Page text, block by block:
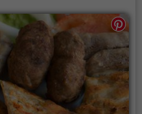
zu erkunden. Hier
und jeder Geschmack
entdeckt und die Vielfalt
genießen möchte, ist im
genau richtig.